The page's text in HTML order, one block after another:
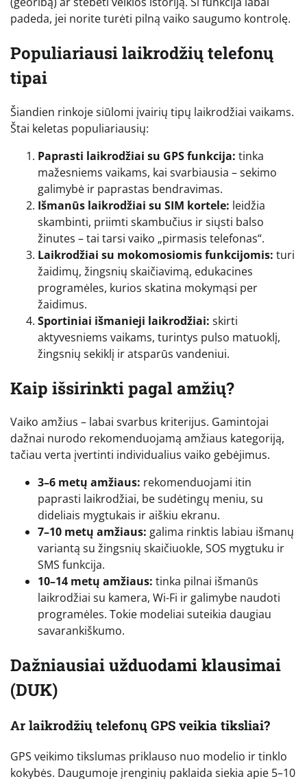
padeda, jei norite turėti pilną vaiko saugumo kontrolę.
Populiariausi laikrodžių telefonų
tipai
Šiandien rinkoje siūlomi įvairių tipų laikrodžiai vaikams.
Štai keletas populiariausių:
Paprasti laikrodžiai su GPS funkcija: tinka
mažesniems vaikams, kai svarbiausia – sekimo
galimybė ir paprastas bendravimas.
Išmanūs laikrodžiai su SIM kortele: leidžia
skambinti, priimti skambučius ir siųsti balso
žinutes – tai tarsi vaiko „pirmasis telefonas“.
Laikrodžiai su mokomosiomis funkcijomis: turi
žaidimų, žingsnių skaičiavimą, edukacines
programėles, kurios skatina mokymąsi per
žaidimus.
Sportiniai išmanieji laikrodžiai: skirti
aktyvesniems vaikams, turintys pulso matuoklį,
žingsnių sekiklį ir atsparūs vandeniui.
Kaip išsirinkti pagal amžių?
Vaiko amžius – labai svarbus kriterijus. Gamintojai
dažnai nurodo rekomenduojamą amžiaus kategoriją,
tačiau verta įvertinti individualius vaiko gebėjimus.
3–6 metų amžiaus: rekomenduojami itin
paprasti laikrodžiai, be sudėtingų meniu, su
dideliais mygtukais ir aiškiu ekranu.
7–10 metų amžiaus: galima rinktis labiau išmanų
variantą su žingsnių skaičiuokle, SOS mygtuku ir
SMS funkcija.
10–14 metų amžiaus: tinka pilnai išmanūs
laikrodžiai su kamera, Wi-Fi ir galimybe naudoti
programėles. Tokie modeliai suteikia daugiau
savarankiškumo.
Dažniausiai užduodami klausimai
(DUK)
Ar laikrodžių telefonų GPS veikia tiksliai?
GPS veikimo tikslumas priklauso nuo modelio ir tinklo
kokybės. Daugumoje įrenginių paklaida siekia apie 5–10